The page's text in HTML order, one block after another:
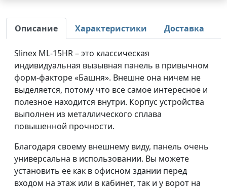
Описание Характеристики Доставка
Slinex МL-15HR – это классическая
индивидуальная вызывная панель в привычном
форм-факторе «Башня». Внешне она ничем не
выделяется, потому что все самое интересное и
полезное находится внутри. Корпус устройства
выполнен из металлического сплава
повышенной прочности.
Благодаря своему внешнему виду, панель очень
универсальна в использовании. Вы можете
установить ее как в офисном здании перед
входом на этаж или в кабинет, так и у ворот на